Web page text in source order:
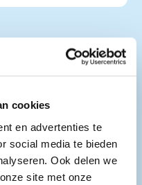
cookies
en advertenties te
social media te bieden
Ook delen we
site met onze